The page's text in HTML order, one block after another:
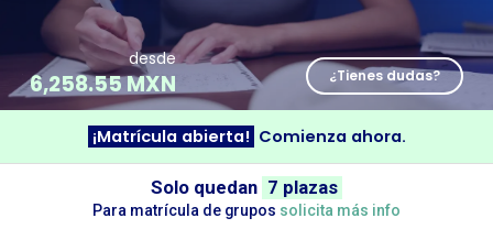
desde
6,258.55 MXN ¿Tienes dudas?
¡Matrícula abierta! Comienza ahora.
Solo quedan 7 plazas
Para matrícula de grupos solicita más info
¿Necesitas más información
sobre un curso?